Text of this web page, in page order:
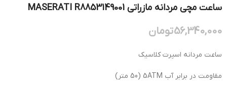
ساعت مچی مردانه مازراتی MASERATI R8853149001
56,340,000تومان
ساعت مردانه اسپرت کلاسیک
مقاومت در برابر آب 5ATM (50 متر)